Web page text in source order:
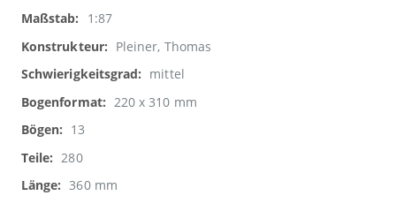
1:87
Pleiner, Thomas
mittel
220 x 310 mm
13
280
360 mm